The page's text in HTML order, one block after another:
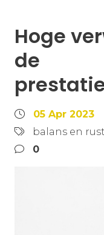
Hoge
de
05 Apr 2023
balans en rust
0